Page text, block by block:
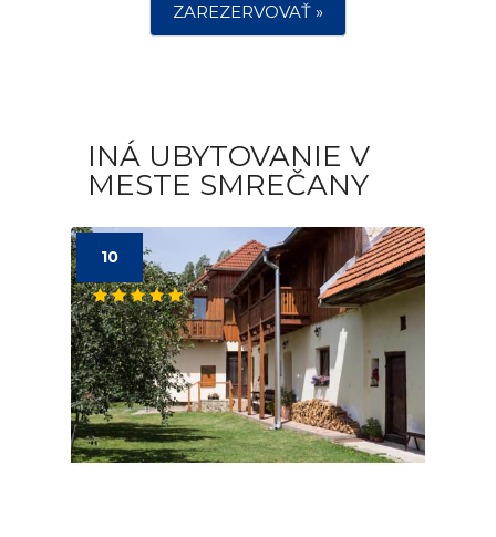
ZAREZERVOVAŤ »
INÁ UBYTOVANIE V
MESTE SMREČANY
10